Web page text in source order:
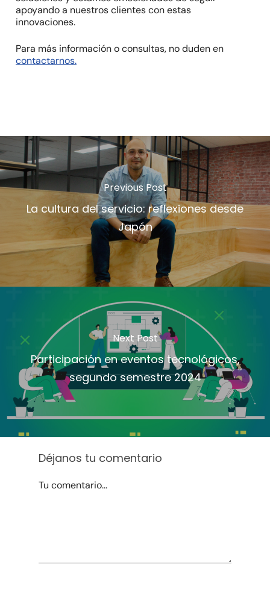
apoyando a nuestros clientes con estas
innovaciones.
Para más información o consultas, no duden en
contactarnos.
Previous Post
La cultura del servicio: reflexiones desde
Japón
Next Post
Participación en eventos tecnológicos,
segundo semestre 2024
Déjanos tu comentario
Tu comentario...